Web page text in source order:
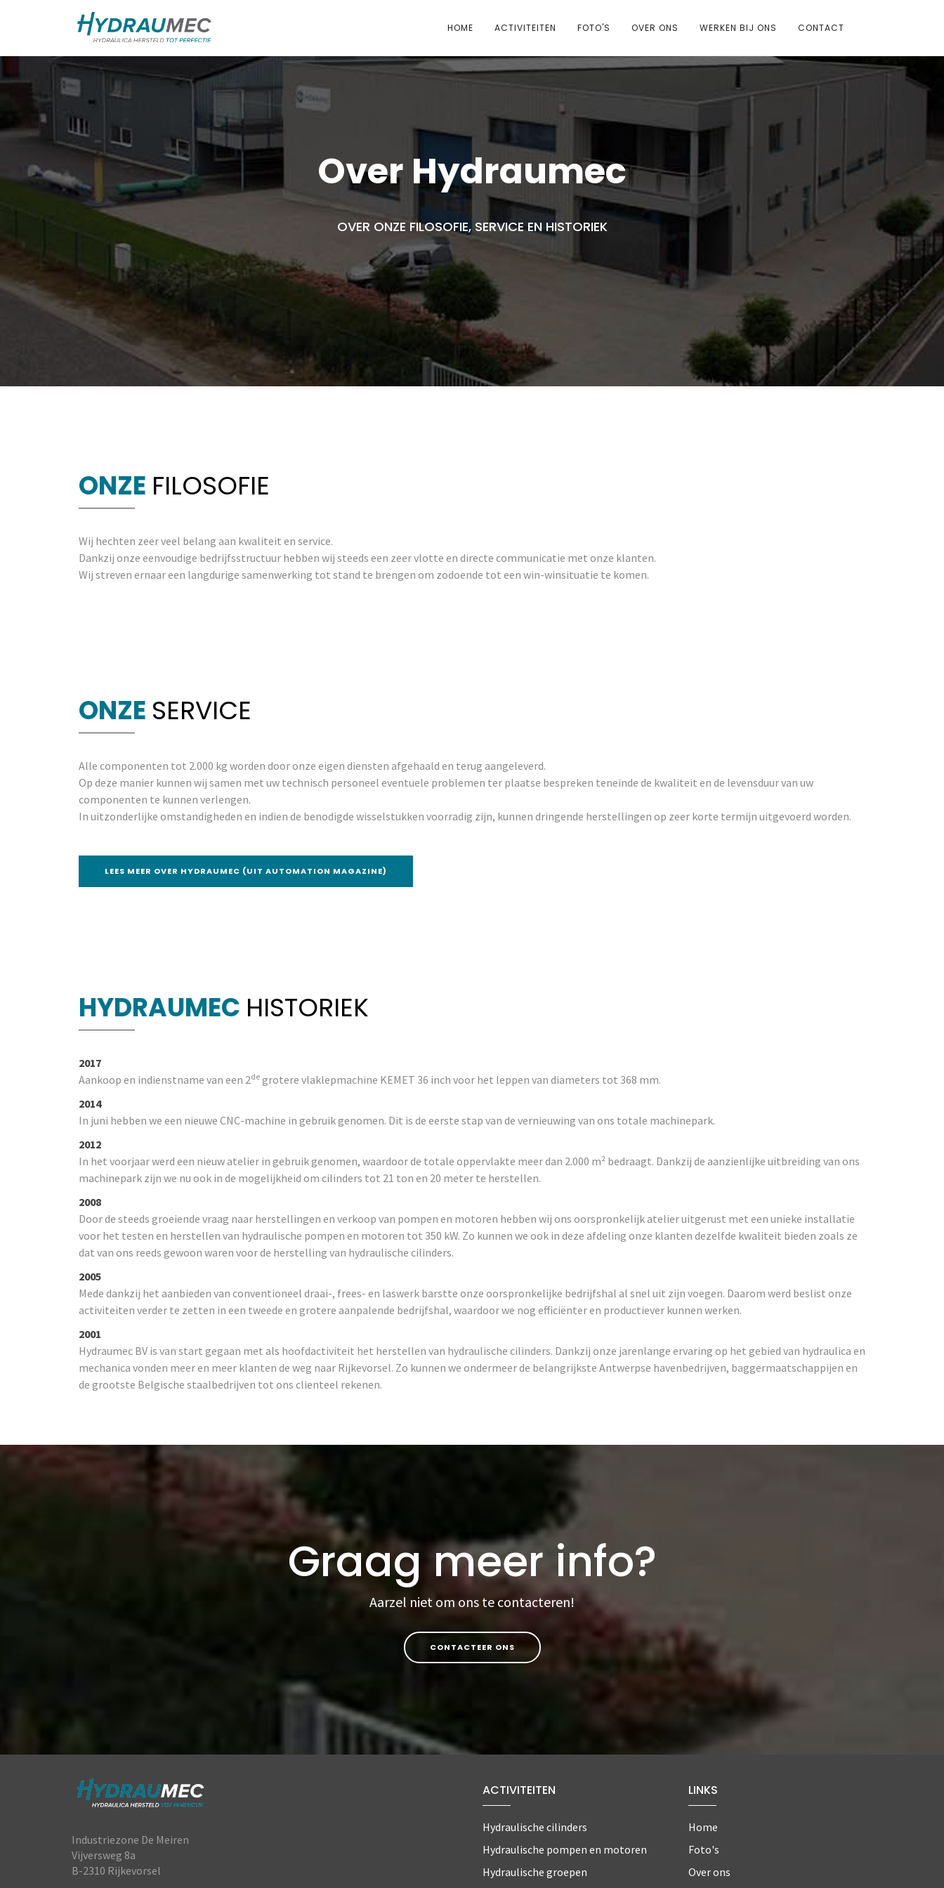
HOME ACTIVITEITEN FOTO'S OVER ONS WERKEN BIJ ONS CONTACT
Over Hydraumec
OVER ONZE FILOSOFIE, SERVICE EN HISTORIEK
ONZE FILOSOFIE
Wij hechten zeer veel belang aan kwaliteit en service.
Dankzij onze eenvoudige bedrijfsstructuur hebben wij steeds een zeer vlotte en directe communicatie met onze klanten.
Wij streven ernaar een langdurige samenwerking tot stand te brengen om zodoende tot een win-winsituatie te komen.
ONZE SERVICE
Alle componenten tot 2.000 kg worden door onze eigen diensten afgehaald en terug aangeleverd.
Op deze manier kunnen wij samen met uw technisch personeel eventuele problemen ter plaatse bespreken teneinde de kwaliteit en de levensduur van uw
componenten te kunnen verlengen.
In uitzonderlijke omstandigheden en indien de benodigde wisselstukken voorradig zijn, kunnen dringende herstellingen op zeer korte termijn uitgevoerd worden.
LEES MEER OVER HYDRAUMEC (UIT AUTOMATION MAGAZINE)
HYDRAUMEC HISTORIEK
2017
Aankoop en indienstname van een 2de grotere vlaklepmachine KEMET 36 inch voor het leppen van diameters tot 368 mm.
2014
In juni hebben we een nieuwe CNC-machine in gebruik genomen. Dit is de eerste stap van de vernieuwing van ons totale machinepark.
2012
In het voorjaar werd een nieuw atelier in gebruik genomen, waardoor de totale oppervlakte meer dan 2.000 m² bedraagt. Dankzij de aanzienlijke uitbreiding van ons
machinepark zijn we nu ook in de mogelijkheid om cilinders tot 21 ton en 20 meter te herstellen.
2008
Door de steeds groeiende vraag naar herstellingen en verkoop van pompen en motoren hebben wij ons oorspronkelijk atelier uitgerust met een unieke installatie
voor het testen en herstellen van hydraulische pompen en motoren tot 350 kW. Zo kunnen we ook in deze afdeling onze klanten dezelfde kwaliteit bieden zoals ze
dat van ons reeds gewoon waren voor de herstelling van hydraulische cilinders.
2005
Mede dankzij het aanbieden van conventioneel draai-, frees- en laswerk barstte onze oorspronkelijke bedrijfshal al snel uit zijn voegen. Daarom werd beslist onze
activiteiten verder te zetten in een tweede en grotere aanpalende bedrijfshal, waardoor we nog efficiënter en productiever kunnen werken.
2001
Hydraumec BV is van start gegaan met als hoofdactiviteit het herstellen van hydraulische cilinders. Dankzij onze jarenlange ervaring op het gebied van hydraulica en
mechanica vonden meer en meer klanten de weg naar Rijkevorsel. Zo kunnen we ondermeer de belangrijkste Antwerpse havenbedrijven, baggermaatschappijen en
de grootste Belgische staalbedrijven tot ons clienteel rekenen.
Graag meer info?
Aarzel niet om ons te contacteren!
CONTACTEER ONS
Industriezone De Meiren
Vijversweg 8a
B-2310 Rijkevorsel
ACTIVITEITEN
Hydraulische cilinders
Hydraulische pompen en motoren
Hydraulische groepen
LINKS
Home
Foto's
Over ons